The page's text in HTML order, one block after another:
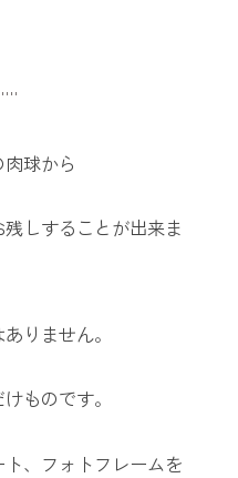
球から
しすることが出来ま
りません。
ものです。
、フォトフレームを